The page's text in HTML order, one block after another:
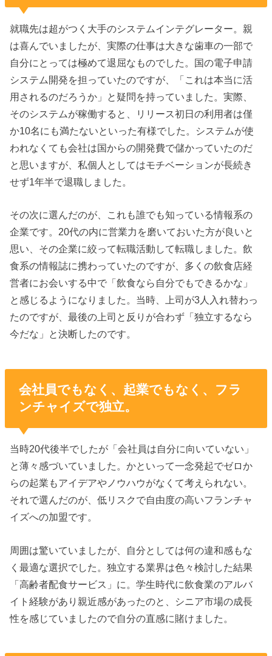
就職先は超がつく大手のシステムインテグレーター。親
は喜んでいましたが、実際の仕事は大きな歯車の一部で
自分にとっては極めて退屈なものでした。国の電子申請
システム開発を担っていたのですが、「これは本当に活
用されるのだろうか」と疑問を持っていました。実際、
そのシステムが稼働すると、リリース初日の利用者は僅
か10名にも満たないといった有様でした。システムが使
われなくても会社は国からの開発費で儲かっていたのだ
と思いますが、私個人としてはモチベーションが長続き
せず1年半で退職しました。
その次に選んだのが、これも誰でも知っている情報系の
企業です。20代の内に営業力を磨いておいた方が良いと
思い、その企業に絞って転職活動して転職しました。飲
食系の情報誌に携わっていたのですが、多くの飲食店経
営者にお会いする中で「飲食なら自分でもできるかな」
と感じるようになりました。当時、上司が3人入れ替わっ
たのですが、最後の上司と反りが合わず「独立するなら
今だな」と決断したのです。
会社員でもなく、起業でもなく、フラ
ンチャイズで独立。
当時20代後半でしたが「会社員は自分に向いていない」
と薄々感づいていました。かといって一念発起でゼロか
らの起業もアイデアやノウハウがなくて考えられない。
それで選んだのが、低リスクで自由度の高いフランチャ
イズへの加盟です。
周囲は驚いていましたが、自分としては何の違和感もな
く最適な選択でした。独立する業界は色々検討した結果
「高齢者配食サービス」に。学生時代に飲食業のアルバ
イト経験があり親近感があったのと、シニア市場の成長
性を感じていましたので自分の直感に賭けました。